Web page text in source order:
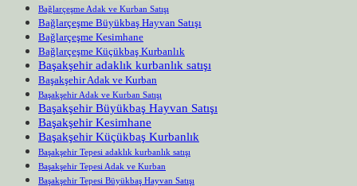
Bağlarçeşme Adak ve Kurban Satışı
Bağlarçeşme Büyükbaş Hayvan Satışı
Bağlarçeşme Kesimhane
Bağlarçeşme Küçükbaş Kurbanlık
Başakşehir adaklık kurbanlık satışı
Başakşehir Adak ve Kurban
Başakşehir Adak ve Kurban Satışı
Başakşehir Büyükbaş Hayvan Satışı
Başakşehir Kesimhane
Başakşehir Küçükbaş Kurbanlık
Başakşehir Tepesi adaklık kurbanlık satışı
Başakşehir Tepesi Adak ve Kurban
Başakşehir Tepesi Büyükbaş Hayvan Satışı